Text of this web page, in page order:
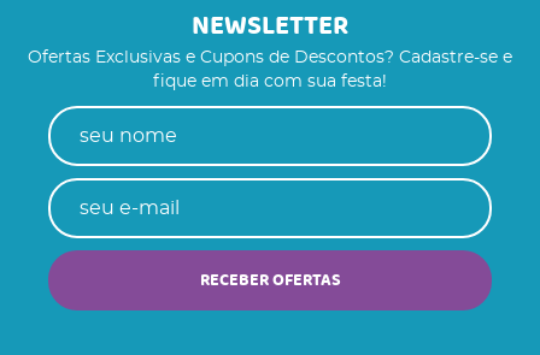
NEWSLETTER
Ofertas Exclusivas e Cupons de Descontos? Cadastre-se e
fique em dia com sua festa!
RECEBER OFERTAS